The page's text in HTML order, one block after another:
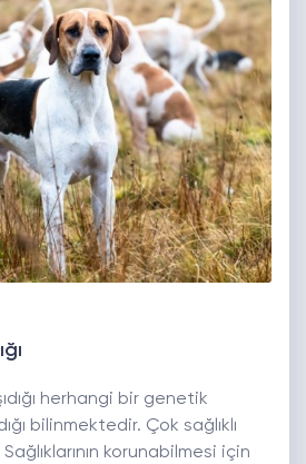
herhangi bir genetik
bilinmektedir. Çok sağlıklı
korunabilmesi için